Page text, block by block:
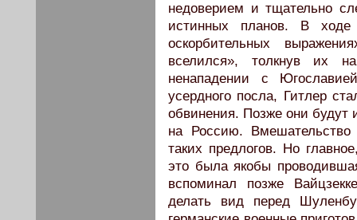
недоверием и тщательно
истинных планов. В
оскорбительных
вселился», толкнув их
ненападении с
усердного посла, Гитлер
обвинения. Позже они будут
на Россию.
таких предлогов. Но
это была якобы
вспоминал позже
делать вид перед